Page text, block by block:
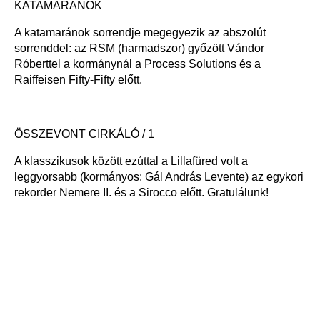
KATAMARÁNOK
A katamaránok sorrendje megegyezik az abszolút
sorrenddel: az RSM (harmadszor) győzött Vándor
Róberttel a kormánynál a Process Solutions és a
Raiffeisen Fifty-Fifty előtt.
ÖSSZEVONT CIRKÁLÓ / 1
A klasszikusok között ezúttal a Lillafüred volt a
leggyorsabb (kormányos: Gál András Levente) az egykori
rekorder Nemere II. és a Sirocco előtt. Gratulálunk!